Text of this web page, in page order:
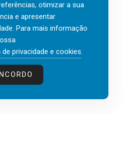
místico.»
décadas nas áreas de
e Liderança, Manuel
da...
otimizar a sua
e apresentar
Para mais informação
de privacidade e cookies.